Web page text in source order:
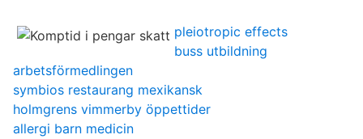
pleiotropic effects
buss utbildning
arbetsförmedlingen
symbios restaurang mexikansk
holmgrens vimmerby öppettider
allergi barn medicin